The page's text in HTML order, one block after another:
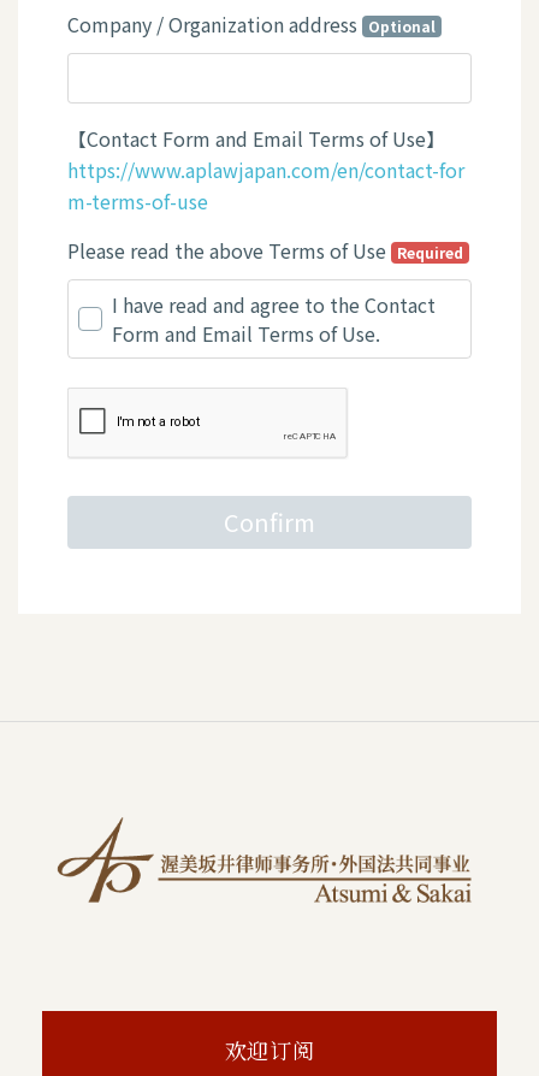
欢迎订阅